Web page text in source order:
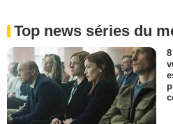
Top news séries du